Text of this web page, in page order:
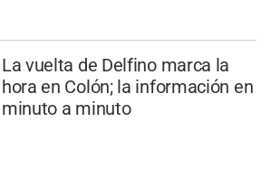
La vuelta de Delfino marca la
hora en Colón; la información en
minuto a minuto